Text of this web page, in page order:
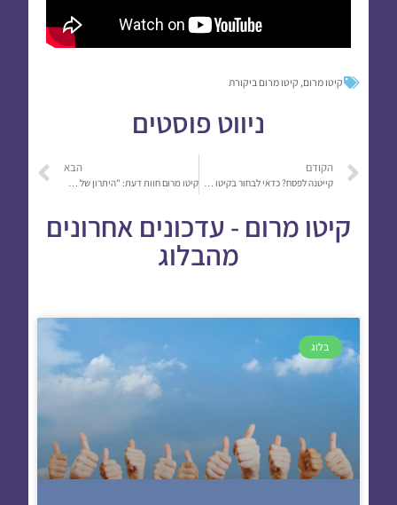
קיטו מרום, קיטו מרום ביקורת
ניווט פוסטים
הקודם
קייטנה לפסח? כדאי לבחור בקיטו מרום
הבא
קיטו מרום חוות דעת: "היתרון של קיטו מרום הוא הקשב לצרכי הרשות"
קיטו מרום - עדכונים אחרונים
מהבלוג
בלוג